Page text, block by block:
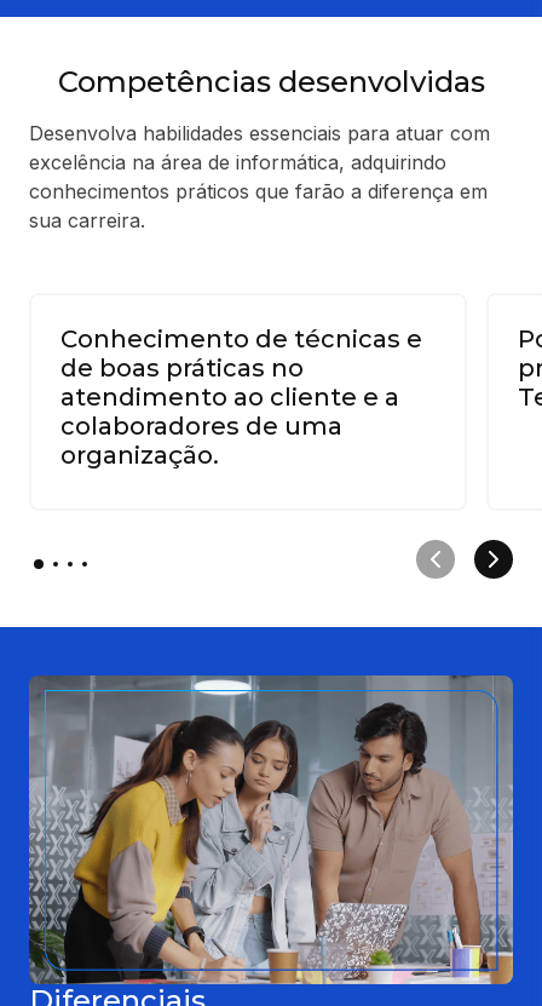
Competências desenvolvidas
Desenvolva habilidades essenciais para atuar com
excelência na área de informática, adquirindo
conhecimentos práticos que farão a diferença em
sua carreira.
Conhecimento de técnicas e
de boas práticas no
atendimento ao cliente e a
colaboradores de uma
organização.